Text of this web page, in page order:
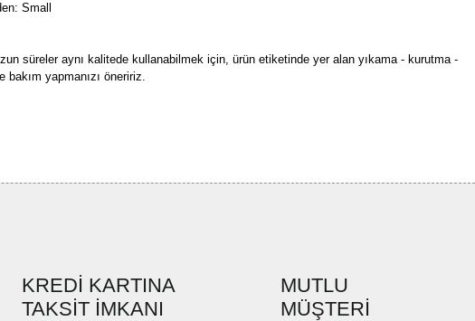
Small
süreler aynı kalitede kullanabilmek için, ürün etiketinde yer alan yıkama - kurutma -
bakım yapmanızı öneririz.
daha pahalı.
alternatifler olmalı.
KREDİ KARTINA
TAKSİT İMKANI
MUTLU
MÜŞTERİ